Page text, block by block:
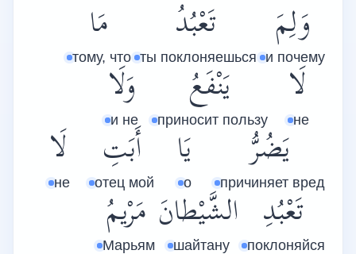
وَلِمَ
и почему
تَعْبُدُ
ты поклоняешься
مَا
тому, что
لَا
не
يَنْفَعُ
приносит пользу
وَلَا
и не
يَضُرُّ
причиняет вред
يَا
о
أَبَتِ
отец мой
لَا
не
تَعْبُدِ
поклоняйся
الشَّيْطانَ
шайтану
مَرْيمُ
Марьям